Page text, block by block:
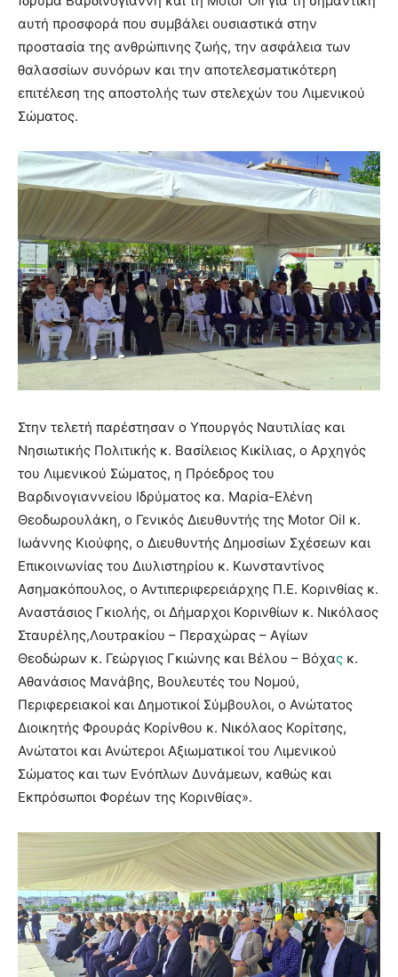
αυτή προσφορά που συμβάλει ουσιαστικά στην
προστασία της ανθρώπινης ζωής, την ασφάλεια των
θαλασσίων συνόρων και την αποτελεσματικότερη
επιτέλεση της αποστολής των στελεχών του Λιμενικού
Σώματος.
Στην τελετή παρέστησαν ο Υπουργός Ναυτιλίας και
Νησιωτικής Πολιτικής κ. Βασίλειος Κικίλιας, ο Αρχηγός
του Λιμενικού Σώματος, η Πρόεδρος του
Βαρδινογιαννείου Ιδρύματος κα. Μαρία-Ελένη
Θεοδωρουλάκη, ο Γενικός Διευθυντής της Motor Oil κ.
Ιωάννης Κιούφης, ο Διευθυντής Δημοσίων Σχέσεων και
Επικοινωνίας του Διυλιστηρίου κ. Κωνσταντίνος
Ασημακόπουλος, ο Αντιπεριφερειάρχης Π.Ε. Κορινθίας κ.
Αναστάσιος Γκιολής, οι Δήμαρχοι Κορινθίων κ. Νικόλαος
Σταυρέλης,Λουτρακίου – Περαχώρας – Αγίων
Θεοδώρων κ. Γεώργιος Γκιώνης και Βέλου – Βόχας κ.
Αθανάσιος Μανάβης, Βουλευτές του Νομού,
Περιφερειακοί και Δημοτικοί Σύμβουλοι, ο Ανώτατος
Διοικητής Φρουράς Κορίνθου κ. Νικόλαος Κορίτσης,
Ανώτατοι και Ανώτεροι Αξιωματικοί του Λιμενικού
Σώματος και των Ενόπλων Δυνάμεων, καθώς και
Εκπρόσωποι Φορέων της Κορινθίας».